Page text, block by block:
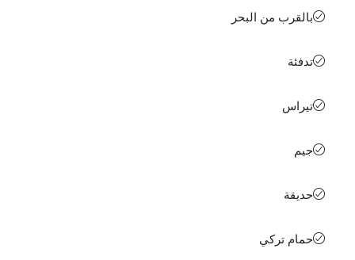
بالقرب من البحر
تدفئة
تيراس
جيم
حديقة
حمام تركي